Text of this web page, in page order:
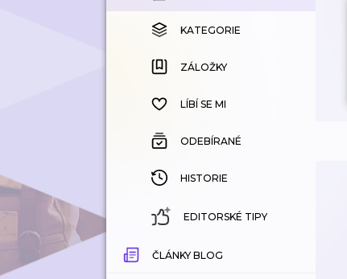
KATEGORIE
ZÁLOŽKY
HISTORIE
KATEGORIE
ZÁLOŽKY
LÍBÍ SE MI
ODEBÍRANÉ
HISTORIE
EDITORSKÉ TIPY
ČLÁNKY BLOG